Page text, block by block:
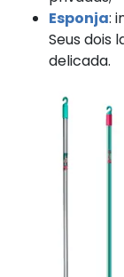
Esponja:
Seus dois
delicada.